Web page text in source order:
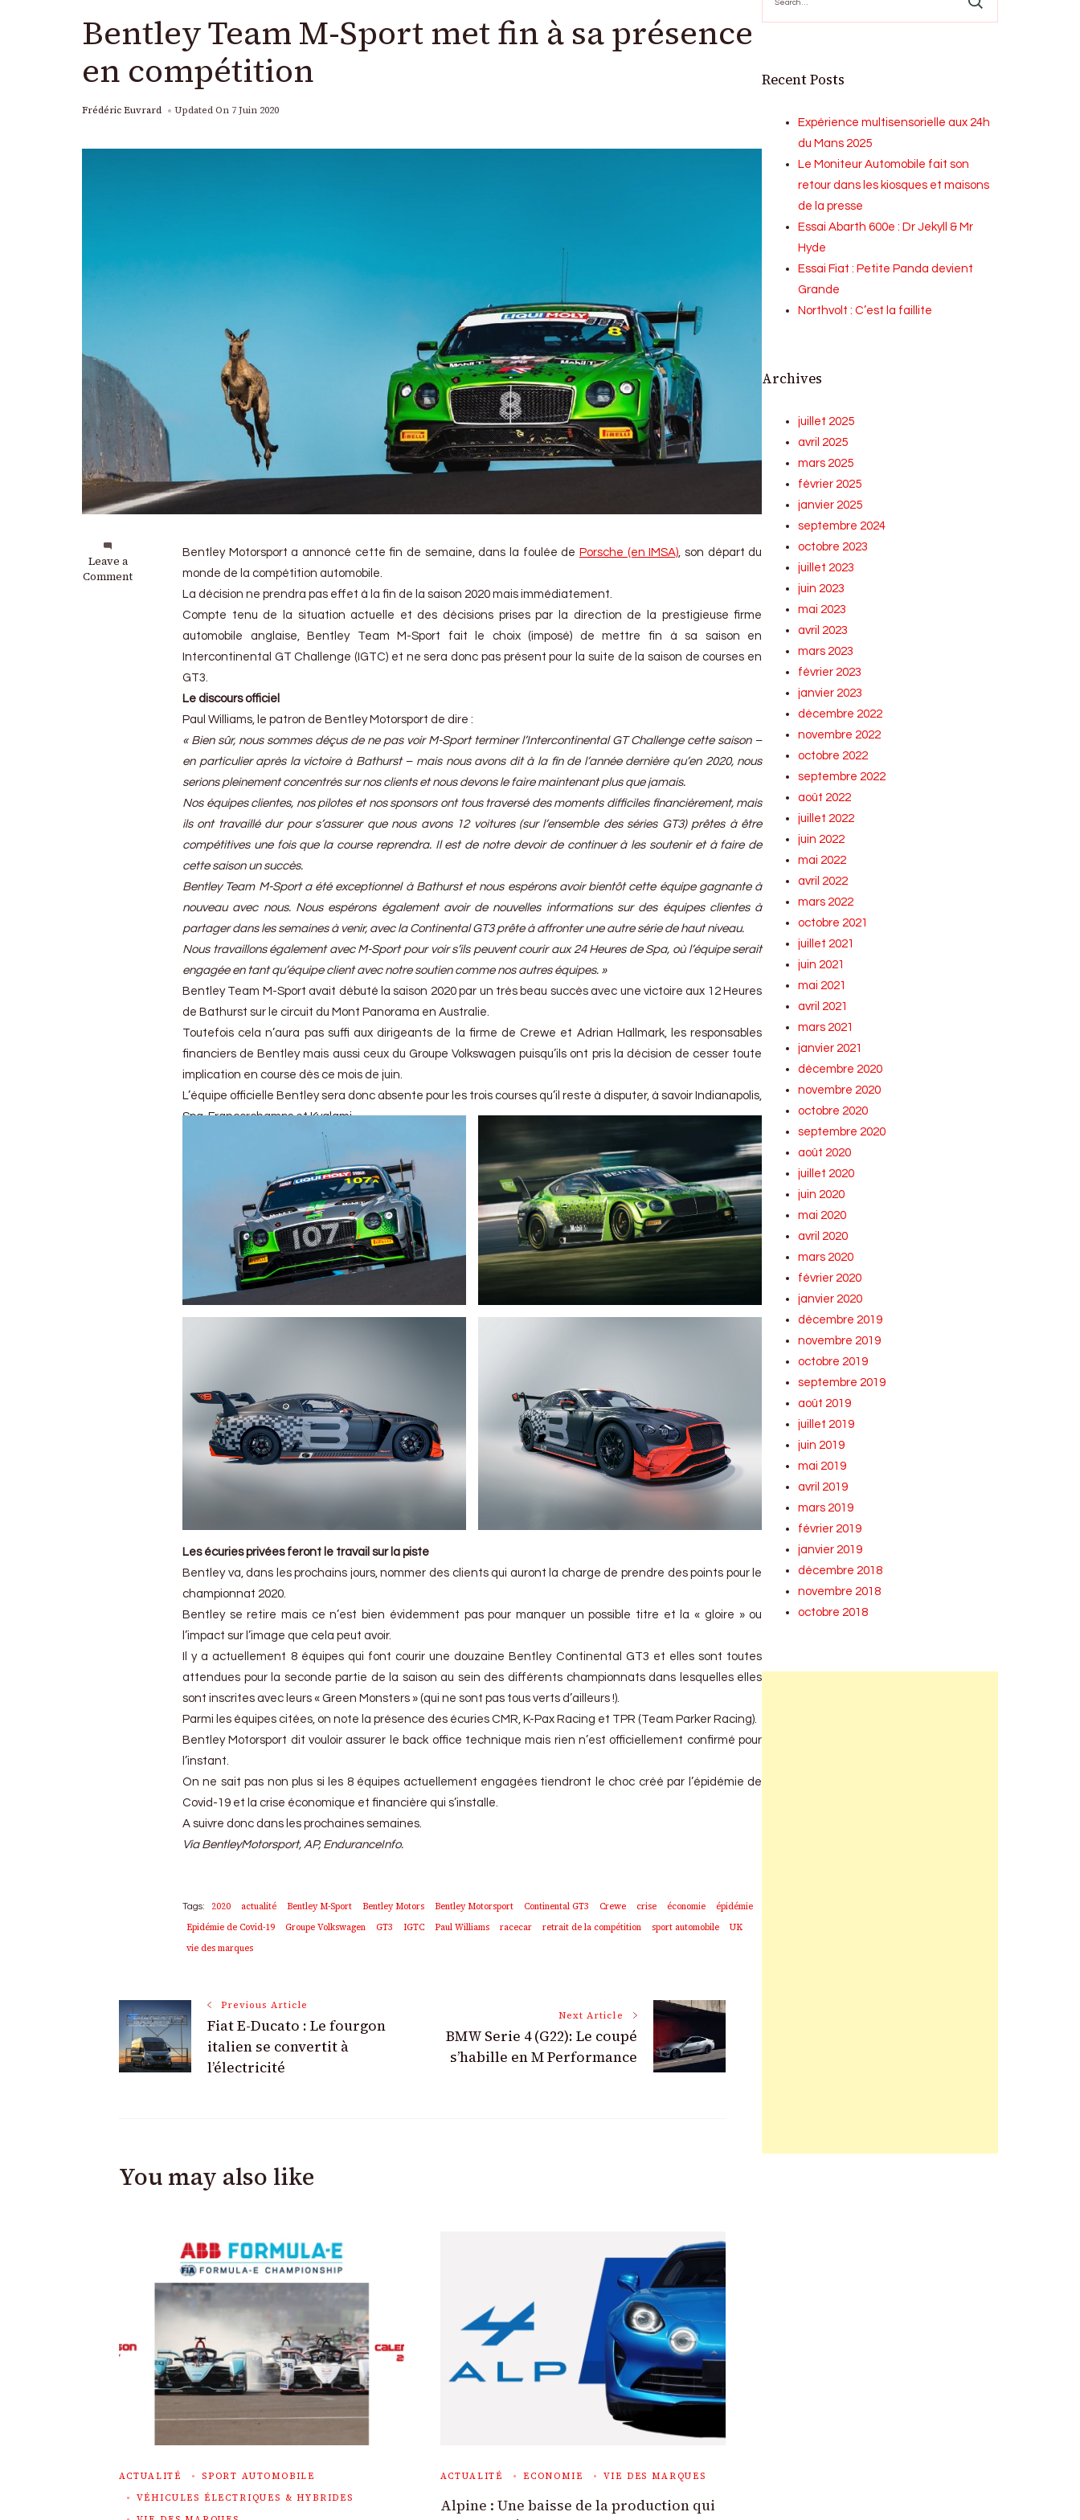
Bentley Team M-Sport met fin à sa présence
en compétition
Frédéric Euvrard Updated On 7 Juin 2020
Leave a
Comment
on
Bentley
Bentley Motorsport a annoncé cette fin de semaine, dans la foulée de Porsche (en IMSA), son départ du
monde de la compétition automobile.
La décision ne prendra pas effet à la fin de la saison 2020 mais immédiatement.
Compte tenu de la situation actuelle et des décisions prises par la direction de la prestigieuse firme
automobile anglaise, Bentley Team M-Sport fait le choix (imposé) de mettre fin à sa saison en
Intercontinental GT Challenge (IGTC) et ne sera donc pas présent pour la suite de la saison de courses en
GT3.
Le discours officiel
Paul Williams, le patron de Bentley Motorsport de dire :
« Bien sûr, nous sommes déçus de ne pas voir M-Sport terminer l’Intercontinental GT Challenge cette saison –
en particulier après la victoire à Bathurst – mais nous avons dit à la fin de l’année dernière qu’en 2020, nous
serions pleinement concentrés sur nos clients et nous devons le faire maintenant plus que jamais.
Nos équipes clientes, nos pilotes et nos sponsors ont tous traversé des moments difficiles financièrement, mais
ils ont travaillé dur pour s’assurer que nous avons 12 voitures (sur l’ensemble des séries GT3) prêtes à être
compétitives une fois que la course reprendra. Il est de notre devoir de continuer à les soutenir et à faire de
cette saison un succès.
Bentley Team M-Sport a été exceptionnel à Bathurst et nous espérons avoir bientôt cette équipe gagnante à
nouveau avec nous. Nous espérons également avoir de nouvelles informations sur des équipes clientes à
partager dans les semaines à venir, avec la Continental GT3 prête à affronter une autre série de haut niveau.
Nous travaillons également avec M-Sport pour voir s’ils peuvent courir aux 24 Heures de Spa, où l’équipe serait
engagée en tant qu’équipe client avec notre soutien comme nos autres équipes. »
Bentley Team M-Sport avait débuté la saison 2020 par un très beau succès avec une victoire aux 12 Heures
de Bathurst sur le circuit du Mont Panorama en Australie.
Toutefois cela n’aura pas suffi aux dirigeants de la firme de Crewe et Adrian Hallmark, les responsables
financiers de Bentley mais aussi ceux du Groupe Volkswagen puisqu’ils ont pris la décision de cesser toute
implication en course dès ce mois de juin.
L’équipe officielle Bentley sera donc absente pour les trois courses qu’il reste à disputer, à savoir Indianapolis,
Spa-Francorchamps et Kyalami.
Les écuries privées feront le travail sur la piste
Bentley va, dans les prochains jours, nommer des clients qui auront la charge de prendre des points pour le
championnat 2020.
Bentley se retire mais ce n’est bien évidemment pas pour manquer un possible titre et la « gloire » ou
l’impact sur l’image que cela peut avoir.
Il y a actuellement 8 équipes qui font courir une douzaine Bentley Continental GT3 et elles sont toutes
attendues pour la seconde partie de la saison au sein des différents championnats dans lesquelles elles
sont inscrites avec leurs « Green Monsters » (qui ne sont pas tous verts d’ailleurs !).
Parmi les équipes citées, on note la présence des écuries CMR, K-Pax Racing et TPR (Team Parker Racing).
Bentley Motorsport dit vouloir assurer le back office technique mais rien n’est officiellement confirmé pour
l’instant.
On ne sait pas non plus si les 8 équipes actuellement engagées tiendront le choc créé par l’épidémie de
Covid-19 et la crise économique et financière qui s’installe.
A suivre donc dans les prochaines semaines.
Via BentleyMotorsport, AP, EnduranceInfo.
Tags: 2020 actualité Bentley M-Sport Bentley Motors Bentley Motorsport Continental GT3 Crewe crise économie
épidémie
Epidémie de Covid-19
Groupe Volkswagen GT3 IGTC Paul Williams racecar retrait de la compétition sport automobile
UK
vie des marques
Post
Navigation
Previous Article
Fiat E-Ducato : Le fourgon
italien se convertit à
l’électricité
Next Article
BMW Serie 4 (G22): Le coupé
s’habille en M Performance
You may also like
ACTUALITÉ
SPORT AUTOMOBILE
VÉHICULES ÉLECTRIQUES & HYBRIDES
ACTUALITÉ ECONOMIE VIE DES MARQUES
Alpine : Une baisse de la production qui
Recent Posts
Expérience multisensorielle aux 24h
du Mans 2025
Le Moniteur Automobile fait son
retour dans les kiosques et maisons
de la presse
Essai Abarth 600e : Dr Jekyll & Mr
Hyde
Essai Fiat : Petite Panda devient
Grande
Northvolt : C’est la faillite
Archives
juillet 2025
avril 2025
mars 2025
février 2025
janvier 2025
septembre 2024
octobre 2023
juillet 2023
juin 2023
mai 2023
avril 2023
mars 2023
février 2023
janvier 2023
décembre 2022
novembre 2022
octobre 2022
septembre 2022
août 2022
juillet 2022
juin 2022
mai 2022
avril 2022
mars 2022
octobre 2021
juillet 2021
juin 2021
mai 2021
avril 2021
mars 2021
janvier 2021
décembre 2020
novembre 2020
octobre 2020
septembre 2020
août 2020
juillet 2020
juin 2020
mai 2020
avril 2020
mars 2020
février 2020
janvier 2020
décembre 2019
novembre 2019
octobre 2019
septembre 2019
août 2019
juillet 2019
juin 2019
mai 2019
avril 2019
mars 2019
février 2019
janvier 2019
décembre 2018
novembre 2018
octobre 2018